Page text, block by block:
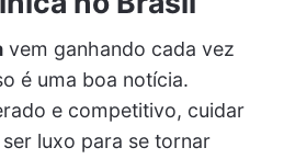
vem ganhando cada vez
é uma boa notícia.
e competitivo, cuidar
luxo para se tornar